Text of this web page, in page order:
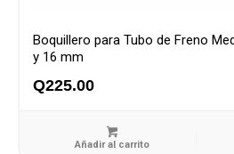
Boquillero para Tubo de Freno
y 16 mm
Q225.00
Añadir al carrito